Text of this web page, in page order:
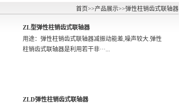
首页>>产品展示>>弹性柱销齿式联轴器
ZL型弹性柱销齿式联轴器
用途：弹性柱销齿式联轴器减振动能差,噪声较大.弹性
柱销齿式联轴器是利用若干非···...
ZLD弹性柱销齿式联轴器